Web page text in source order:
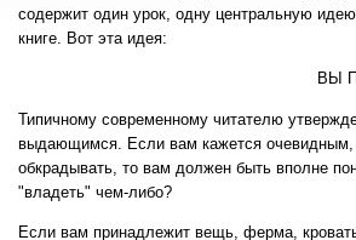
содержит один урок, одну центральную
книге. Вот эта идея:
ВЫ
Типичному современному читателю
выдающимся. Если вам кажется очевидным,
обкрадывать, то вам должен быть вполне
"владеть" чем-либо?
Если вам принадлежит вещь, ферма,